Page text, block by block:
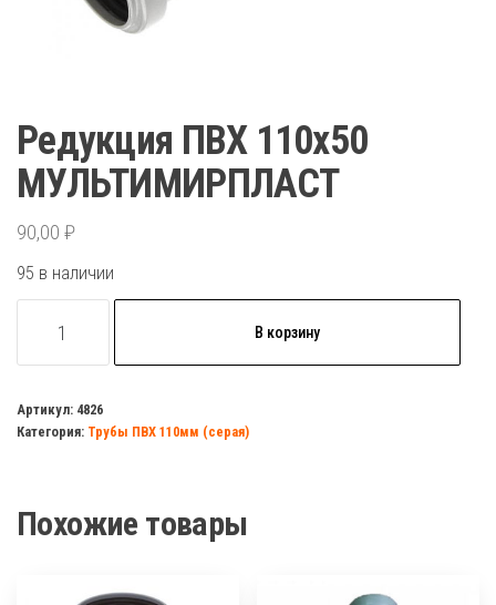
Редукция ПВХ 110х50
МУЛЬТИМИРПЛАСТ
90,00 ₽
95 в наличии
товара
ПВХ
110х50
В корзину
Артикул: 4826
Категория: Трубы ПВХ 110мм (серая)
Похожие товары